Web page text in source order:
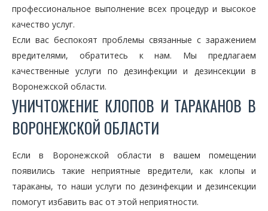
профессиональное выполнение всех процедур и высокое
качество услуг.
Если вас беспокоят проблемы связанные с заражением
вредителями, обратитесь к нам. Мы предлагаем
качественные услуги по дезинфекции и дезинсекции в
Воронежской области.
УНИЧТОЖЕНИЕ КЛОПОВ И ТАРАКАНОВ В
ВОРОНЕЖСКОЙ ОБЛАСТИ
Если в Воронежской области в вашем помещении
появились такие неприятные вредители, как клопы и
тараканы, то наши услуги по дезинфекции и дезинсекции
помогут избавить вас от этой неприятности.